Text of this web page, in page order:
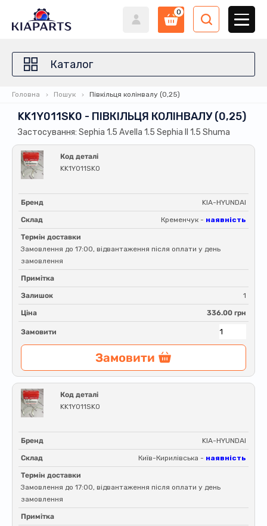
0
Каталог
Головна Пошук Півкільця колінвалу (0,25)
KK1Y011SK0 - ПІВКІЛЬЦЯ КОЛІНВАЛУ (0,25)
Застосування: Sephia 1.5 Avella 1.5 Sephia ll 1.5 Shuma
Код деталі
KK1Y011SK0
Бренд KIA-HYUNDAI
Склад Кременчук - наявність
Термін доставки
Замовлення до 17:00, відвантаження після оплати у день
замовлення
Примітка
Залишок 1
Ціна 336.00 грн
Замовити
Замовити
Код деталі
KK1Y011SK0
Бренд KIA-HYUNDAI
Склад Київ-Кирилівська - наявність
Термін доставки
Замовлення до 17:00, відвантаження після оплати у день
замовлення
Примітка